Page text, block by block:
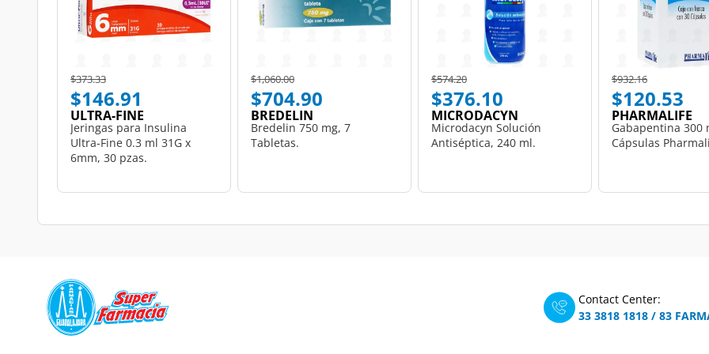
Price reduced from
$373.33to
$146.91
ULTRA-FINE
Jeringas para Insulina
Ultra-Fine 0.3 ml 31G x
6mm, 30 pzas.
Price reduced from
$1,060.00to
$704.90
BREDELIN
Bredelin 750 mg, 7
Tabletas.
Price reduced from
$574.20to
$376.10
MICRODACYN
Microdacyn Solución
Antiséptica, 240 ml.
Price reduced from
$932.16to
$120.53
PHARMALIFE
Gabapentina 300
Cápsulas
Contact Center:
33 3818 1818 / 83